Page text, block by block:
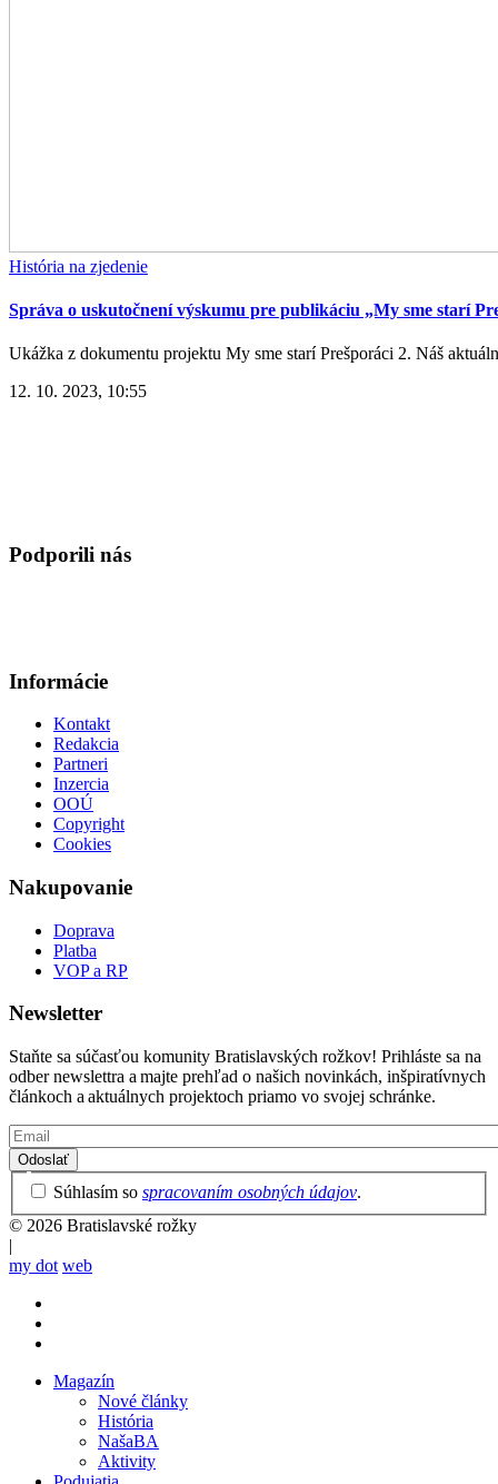
História na zjedenie
Správa o uskutočnení výskumu pre publikáciu „My sme starí
Ukážka z dokumentu projektu My sme starí Prešporáci 2. Náš
12. 10. 2023, 10:55
Podporili nás
Informácie
Kontakt
Redakcia
Partneri
Inzercia
OOÚ
Copyright
Cookies
Nakupovanie
Doprava
Platba
VOP a RP
Newsletter
Staňte sa súčasťou komunity Bratislavských rožkov! Prihláste sa na
odber newslettra a majte prehľad o našich novinkách, inšpiratívnych
článkoch a aktuálnych projektoch priamo vo svojej schránke.
Email
Privacy
Policy
Súhlasím so spracovaním osobných údajov.
© 2026 Bratislavské rožky
|
my dot web
Magazín
Nové články
História
NašaBA
Aktivity